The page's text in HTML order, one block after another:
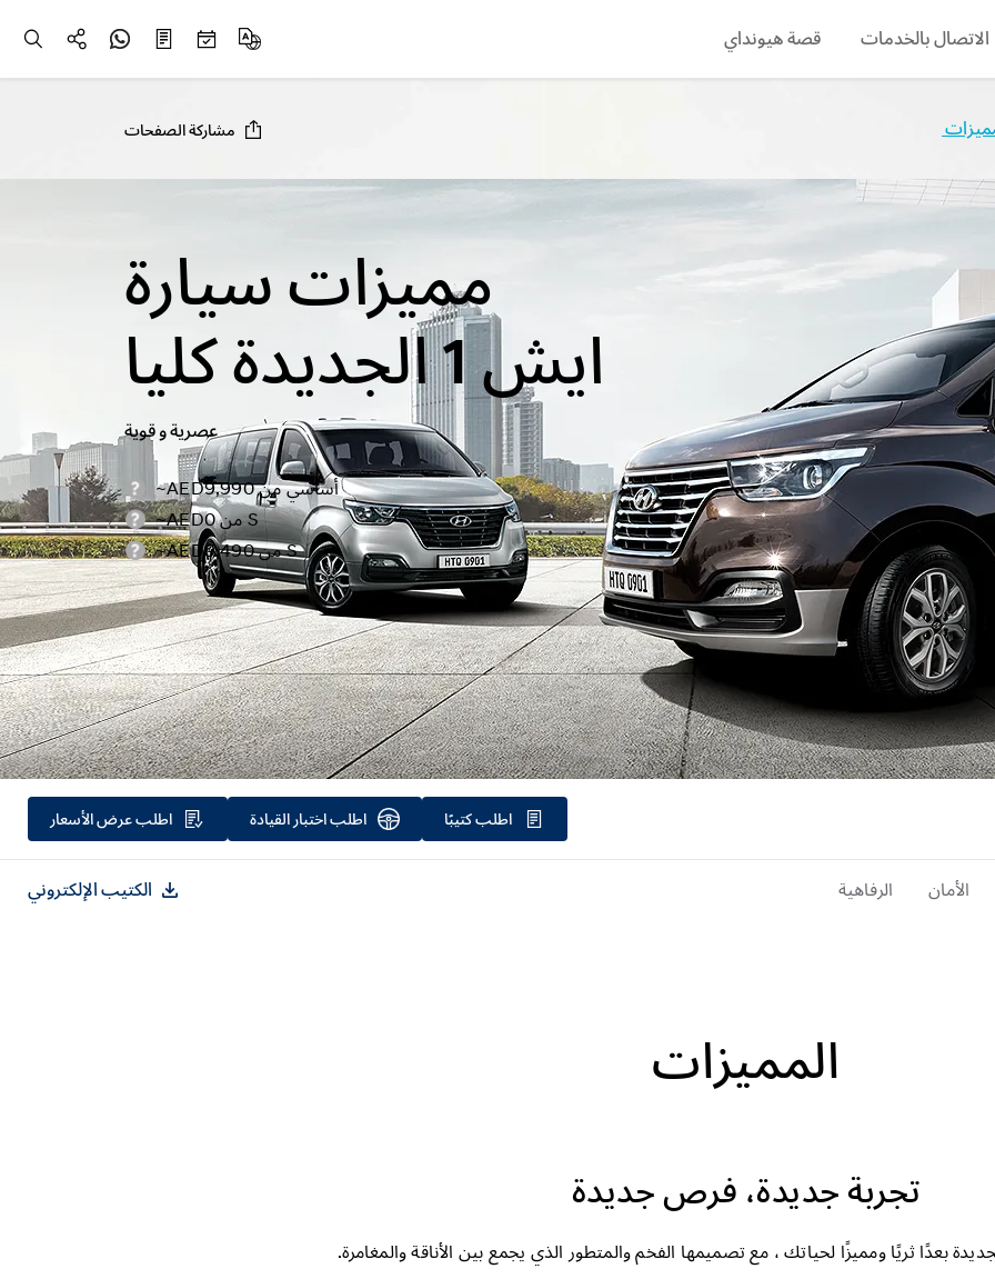
الاتصال بالخدمات قصة هيونداي
مشاركة الصفحات
مميزات سيارة
ايش 1 الجديدة كليا
عصرية و قوية
أساسي من AED9,990~
S من AED0~
S من AED9,490~
اطلب كتيبًا اطلب اختبار القيادة اطلب عرض الأسعار
الأمان الرفاهية الكتيب الإلكتروني
المميزات
تجربة جديدة، فرص جديدة